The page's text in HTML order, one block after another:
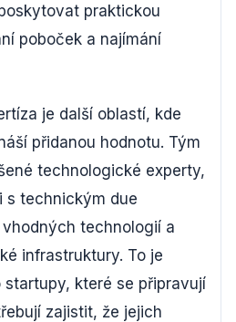
praktickou
poboček a najímání
je další oblastí, kde
přidanou hodnotu. Tým
technologické experty,
s technickým due
technologií a
infrastruktury. To je
které se připravují
zajistit, že jejich